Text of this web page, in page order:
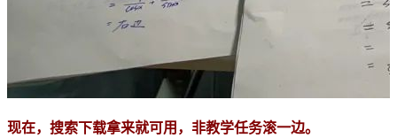
现在，搜索下载拿来就可用，非教学任务滚一边。